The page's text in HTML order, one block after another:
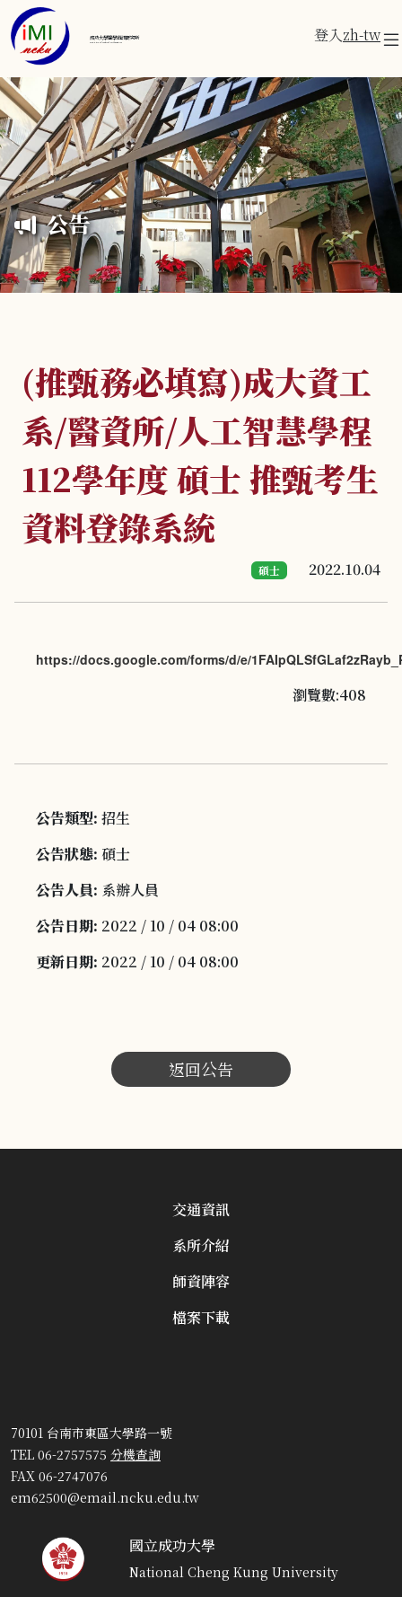
成功大學醫學資訊研究所
Institute of Medical Informatics 登入zh-tw
公告
(推甄務必填寫)成大資工
系/醫資所/人工智慧學程
112學年度 碩士 推甄考生
資料登錄系統
碩士 2022.10.04
https://docs.google.com/forms/d/e/
瀏覽數:408
公告類型: 招生
公告狀態: 碩士
公告人員: 系辦人員
公告日期: 2022 / 10 / 04 08:00
更新日期: 2022 / 10 / 04 08:00
返回公告
交通資訊
系所介紹
師資陣容
檔案下載
70101 台南市東區大學路一號
TEL 06-2757575 分機查詢
FAX 06-2747076
em62500@email.ncku.edu.tw
國立成功大學
National Cheng Kung University